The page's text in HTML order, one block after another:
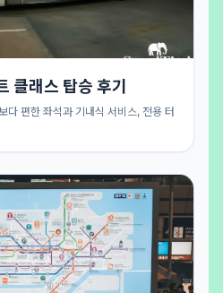
클래스 탑승 후기
다 편한 좌석과 기내식 서비스, 전용 터